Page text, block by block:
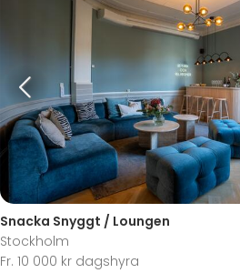
Snacka Snyggt / Loungen
Stockholm
Fr. 10 000 kr dagshyra